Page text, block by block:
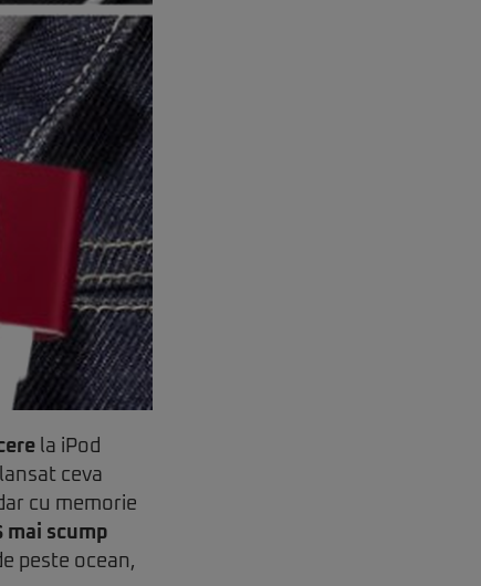
la iPod
ceva
cu memorie
mai scump
peste ocean,